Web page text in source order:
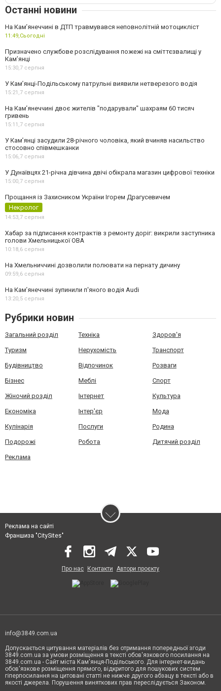
Останні новини
На Кам’янеччині в ДТП травмувався неповнолітній мотоцикліст
11:49,Сьогодні
Призначено службове розслідування пожежі на сміттєзвалищі у
Кам’янці
15:30,7 серпня
У Кам’янці-Подільському патрульні виявили нетверезого водія
15:21,7 серпня
На Камʼянеччині двоє жителів "подарували" шахраям 60 тисяч
гривень
15:11,7 серпня
У Камʼянці засудили 28-річного чоловіка, який вчиняв насильство
стосовно співмешканки
15:06,7 серпня
У Дунаївцях 21-річна дівчина двічі обікрала магазин цифрової техніки
15:00,7 серпня
Прощання із Захисником України Ігорем Драгусевичем
Некролог
14:53,7 серпня
Хабар за підписання контрактів з ремонту доріг: викрили заступника
голови Хмельницької ОВА
10:18,6 серпня
На Хмельниччині дозволили полювати на пернату дичину
09:59,6 серпня
На Камʼянеччині зупинили п'яного водія Audi
13:20,5 серпня
Рубрики новин
Загальний розділ Техніка Здоров'я
Туризм Нерухомість Транспорт
Будівництво Відпочинок Розваги
Бізнес Меблі Спорт
Жіночий розділ Інтернет Культура
Економіка Інтер'єр Мода
Кулінарія Послуги Родина
Подорожі Робота Дитячий розділ
Реклама
Реклама на сайті
Франшиза "CitySites"
Про нас Контакти Автори проєкту
info@3849.com.ua
Допускається цитування матеріалів без отримання попередньої згоди
3849.com.ua за умови розміщення в тексті обов'язкового посилання на
3849.com.ua - Сайт міста Кам'янця-Подільського. Для інтернет-видань
обов'язкове розміщення прямого, відкритого для пошукових систем
гіперпосилання на цитовані статті не нижче другого абзацу в тексті або в
якості джерела. Порушення виняткових прав переслідується Законом.